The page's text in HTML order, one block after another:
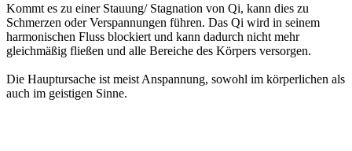
Kommt es zu einer Stauung/ Stagnation von Qi, kann dies zu
Schmerzen oder Verspannungen führen. Das Qi wird in seinem
harmonischen Fluss blockiert und kann dadurch nicht mehr
gleichmäßig fließen und alle Bereiche des Körpers versorgen.
Die Hauptursache ist meist Anspannung, sowohl im körperlichen als
auch im geistigen Sinne.